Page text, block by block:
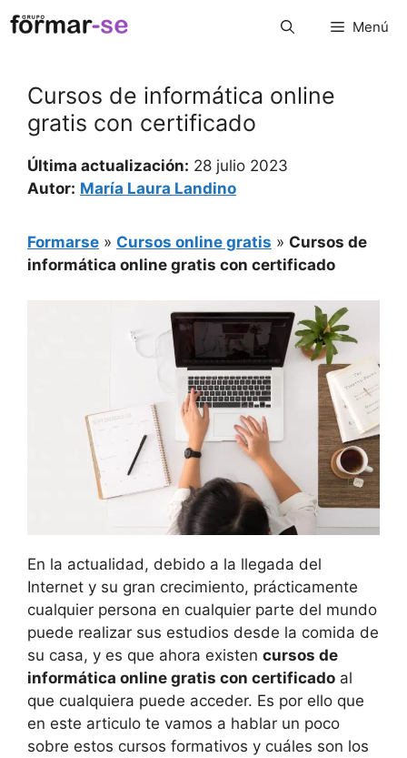
Saltar
al
Menú
Cursos de informática online
gratis con certificado
Última actualización: 28 julio 2023
Autor: María Laura Landino
Formarse » Cursos online gratis » Cursos de
informática online gratis con certificado
En la actualidad, debido a la llegada del
Internet y su gran crecimiento, prácticamente
cualquier persona en cualquier parte del mundo
puede realizar sus estudios desde la comida de
su casa, y es que ahora existen cursos de
informática online gratis con certificado al
que cualquiera puede acceder. Es por ello que
en este articulo te vamos a hablar un poco
sobre estos cursos formativos y cuáles son los